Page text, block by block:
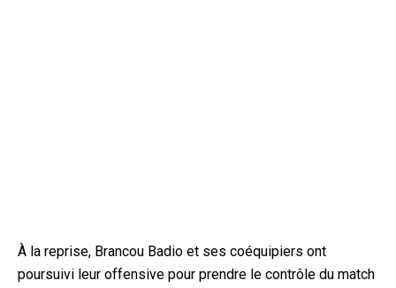
À la reprise, Brancou Badio et ses coéquipiers ont
poursuivi leur offensive pour prendre le contrôle du match